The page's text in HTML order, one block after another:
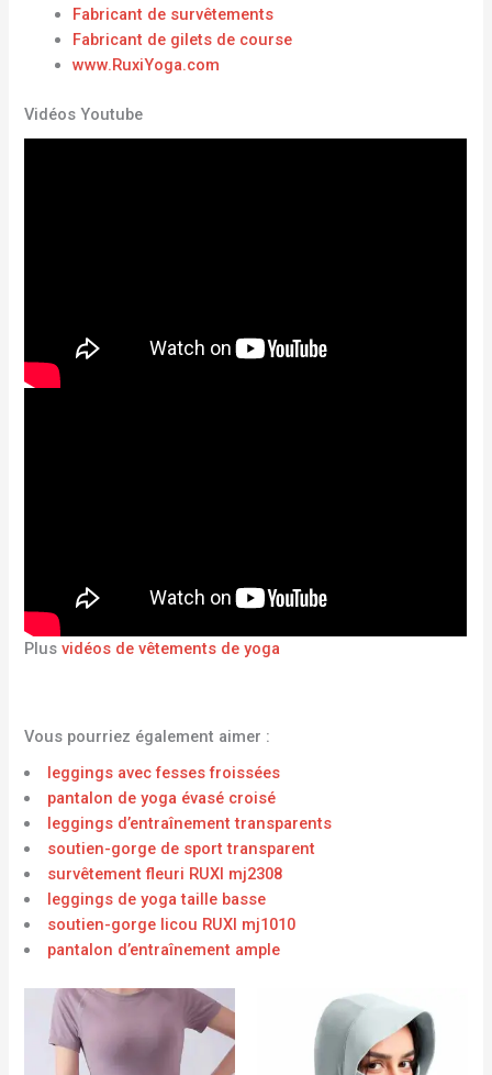
Fabricant de survêtements
Fabricant de gilets de course
www.RuxiYoga.com
Vidéos Youtube
Plusvidéos de vêtements de yoga
Vous pourriez également aimer :
leggings avec fesses froissées
pantalon de yoga évasé croisé
leggings d’entraînement transparents
soutien-gorge de sport transparent
survêtement fleuri RUXI mj2308
leggings de yoga taille basse
soutien-gorge licou RUXI mj1010
pantalon d’entraînement ample